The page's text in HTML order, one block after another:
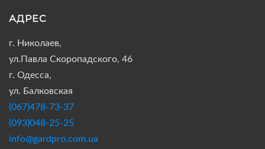
АДРЕС
г. Николаев,
ул.Павла Скоропадского, 46
г. Одесса,
ул. Балковская
(067)478-73-37
(093)048-25-25
info@gardpro.com.ua